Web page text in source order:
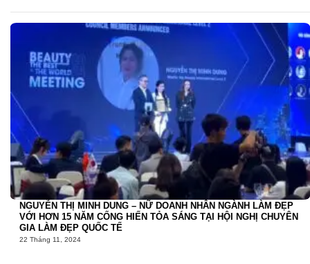
NGUYỄN THỊ MINH DUNG – NỮ DOANH NHÂN NGÀNH LÀM ĐẸP
VỚI HƠN 15 NĂM CỐNG HIẾN TỎA SÁNG TẠI HỘI NGHỊ CHUYÊN
GIA LÀM ĐẸP QUỐC TẾ
22 Tháng 11, 2024